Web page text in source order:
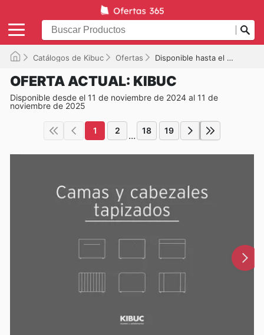
Catálogos de Kibuc Ofertas Disponible hasta el 11/11/2025
OFERTA ACTUAL: KIBUC
Disponible desde el 11 de noviembre de 2024 al 11 de
noviembre de 2025
1 2 ... 18 19